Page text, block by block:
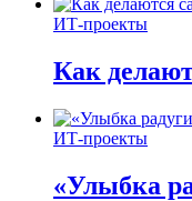
ИТ-проекты
Как
ИТ-проекты
«Улыбка